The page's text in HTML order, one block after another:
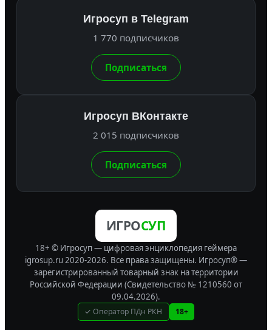
Игросуп в Telegram
1 770 подписчиков
Подписаться
Игросуп ВКонтакте
2 015 подписчиков
Подписаться
ИГРОСУП
18+ © Игросуп — цифровая энциклопедия геймера
igrosup.ru 2020-2026. Все права защищены. Игросуп® —
зарегистрированный товарный знак на территории
Российской Федерации (Свидетельство № 1210560 от
09.04.2026).
✓ Оператор ПДн РКН 18+